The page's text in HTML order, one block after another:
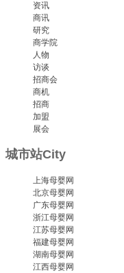
资讯
商讯
研究
商学院
人物
访谈
招商会
商机
招商
加盟
展会
城市站City
上海母婴网
北京母婴网
广东母婴网
浙江母婴网
江苏母婴网
福建母婴网
湖南母婴网
江西母婴网